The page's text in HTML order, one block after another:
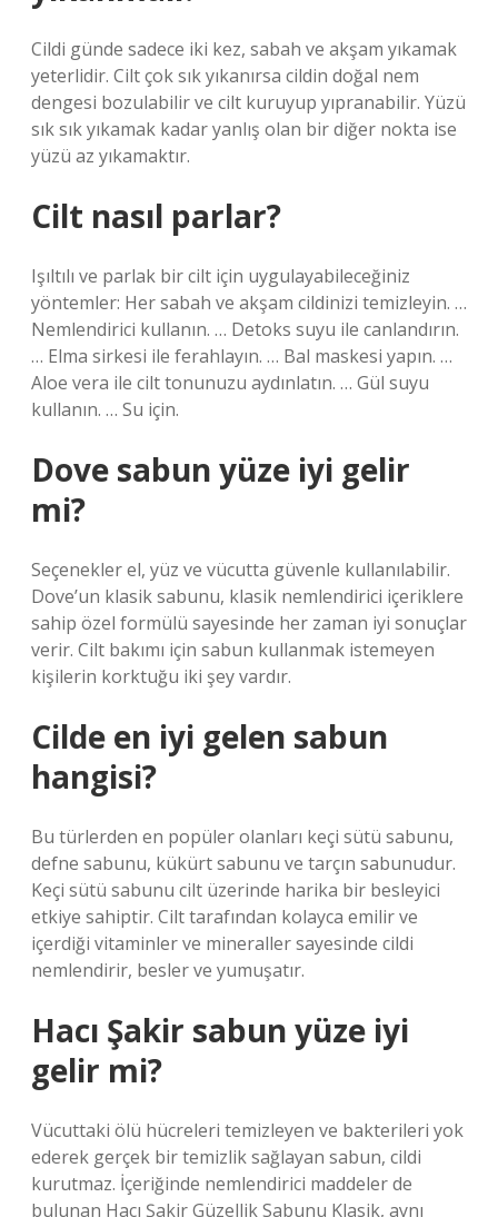
Cildi günde sadece iki kez, sabah ve akşam yıkamak
yeterlidir. Cilt çok sık yıkanırsa cildin doğal nem
dengesi bozulabilir ve cilt kuruyup yıpranabilir. Yüzü
sık sık yıkamak kadar yanlış olan bir diğer nokta ise
yüzü az yıkamaktır.
Cilt nasıl parlar?
Işıltılı ve parlak bir cilt için uygulayabileceğiniz
yöntemler: Her sabah ve akşam cildinizi temizleyin. …
Nemlendirici kullanın. … Detoks suyu ile canlandırın.
… Elma sirkesi ile ferahlayın. … Bal maskesi yapın. …
Aloe vera ile cilt tonunuzu aydınlatın. … Gül suyu
kullanın. … Su için.
Dove sabun yüze iyi gelir
mi?
Seçenekler el, yüz ve vücutta güvenle kullanılabilir.
Dove’un klasik sabunu, klasik nemlendirici içeriklere
sahip özel formülü sayesinde her zaman iyi sonuçlar
verir. Cilt bakımı için sabun kullanmak istemeyen
kişilerin korktuğu iki şey vardır.
Cilde en iyi gelen sabun
hangisi?
Bu türlerden en popüler olanları keçi sütü sabunu,
defne sabunu, kükürt sabunu ve tarçın sabunudur.
Keçi sütü sabunu cilt üzerinde harika bir besleyici
etkiye sahiptir. Cilt tarafından kolayca emilir ve
içerdiği vitaminler ve mineraller sayesinde cildi
nemlendirir, besler ve yumuşatır.
Hacı Şakir sabun yüze iyi
gelir mi?
Vücuttaki ölü hücreleri temizleyen ve bakterileri yok
ederek gerçek bir temizlik sağlayan sabun, cildi
kurutmaz. İçeriğinde nemlendirici maddeler de
bulunan Hacı Şakir Güzellik Sabunu Klasik, aynı